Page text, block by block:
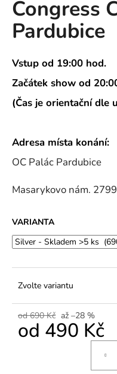
Congress
Pardubice
Vstup od 19:00 hod.
Začátek show od
(Čas je orientační dle
Adresa místa konání:
OC Palác Pardubice
Masarykovo nám.
VARIANTA
Zvolte variantu
od 690 Kč až –28 %
od 490 Kč
a
j
t
?
HLEDAT
D
p
r
č
u
m